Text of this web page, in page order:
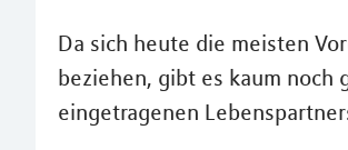
Da sich heute die meisten
beziehen, gibt es kaum noch
eingetragenen